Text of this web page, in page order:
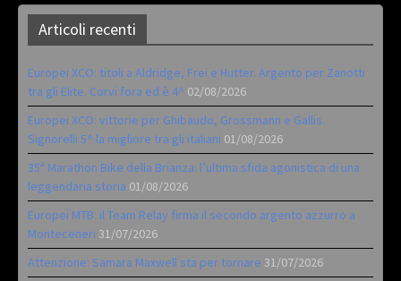
Articoli recenti
Europei XCO: titoli a Aldridge, Frei e Hutter. Argento per Zanotti
tra gli Elite. Corvi fora ed è 4^ 02/08/2026
Europei XCO: vittorie per Ghibaudo, Grossmann e Gallis.
Signorelli 5^ la migliore tra gli italiani 01/08/2026
35ª Marathon Bike della Brianza: l’ultima sfida agonistica di una
leggendaria storia 01/08/2026
Europei MTB: il Team Relay firma il secondo argento azzurro a
Monteceneri 31/07/2026
Attenzione: Samara Maxwell sta per tornare 31/07/2026